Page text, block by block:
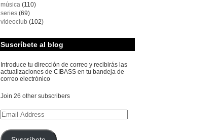
música(110)
series(69)
videoclub (102)
Suscríbete al blog
Introduce tu dirección de correo y recibirás las
actualizaciones de CIBASS en tu bandeja de
correo electrónico
Join 26 other subscribers
Email
Address